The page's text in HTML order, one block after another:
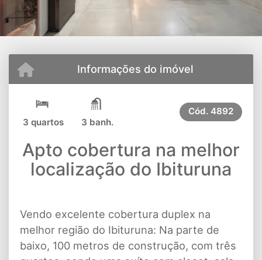
Informações do imóvel
3 quartos 3 banh.
Cód. 4892
Apto cobertura na melhor
localização do Ibituruna
Vendo excelente cobertura duplex na
melhor região do Ibituruna: Na parte de
baixo, 100 metros de construção, com três